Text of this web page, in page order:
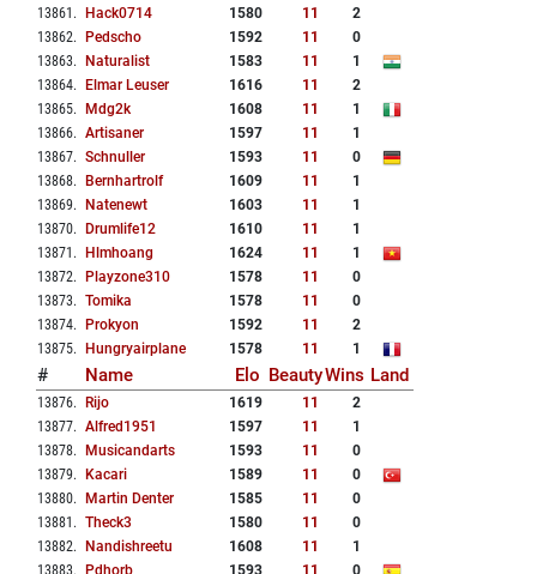
13861 . Hack0714 1580 11
2
13862. Pedscho 1592 11
0
13863. Naturalist 1583 11
1
13864. Elmar Leuser 1616 11
2
13865. Mdg2k 1608 11
1
13866. Artisaner 1597 11
1
13867. Schnuller 1593 11
0
13868. Bernhartrolf 1609 11
1
13869. Natenewt 1603 11
1
13870. Drumlife12 1610 11
1
13871 . Hlmhoang 1624 11
1
13872. Playzone310 1578 11
0
13873. Tomika 1578 11
0
13874. Prokyon 1592 11
2
13875. Hungryairplane 1578 11 1
# Name Elo BeautyWins Land
13876. Rijo 1619 11
2
13877. Alfred1951 1597 11
1
13878. Musicandarts 1593 11
0
13879. Kacari 1589 11
0
13880. Martin Denter 1585 11
0
13881 . Theck3 1580 11
0
13882. Nandishreetu 1608 11
1